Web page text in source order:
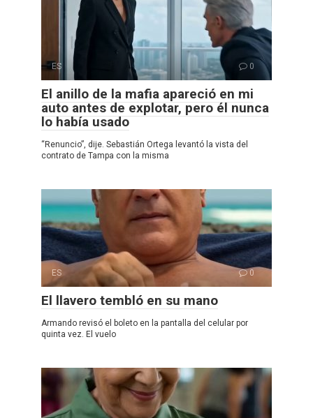
ES 0
El anillo de la mafia apareció en mi
auto antes de explotar, pero él nunca
lo había usado
“Renuncio”, dije. Sebastián Ortega levantó la vista del
contrato de Tampa con la misma
ES 0
El llavero tembló en su mano
Armando revisó el boleto en la pantalla del celular por
quinta vez. El vuelo